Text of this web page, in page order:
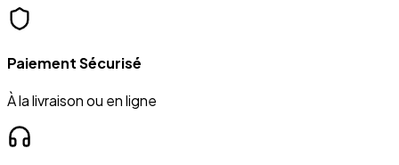
Paiement Sécurisé
À la livraison ou en ligne